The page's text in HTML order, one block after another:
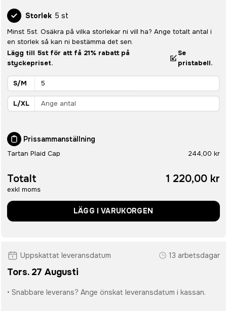
Storlek 5 st
Minst 5st. Osäkra på vilka storlekar ni vill ha? Ange totalt antal i
en storlek så kan ni bestämma det sen.
Lägg till 5st för att få 21% rabatt på
styckepriset.
Se
pristabell.
S/M
L/XL
Prissammanställning
Tartan Plaid Cap 244,00 kr
Totalt
exkl moms
1 220,00 kr
LÄGG I VARUKORGEN
Uppskattat leveransdatum 13 arbetsdagar
Tors. 27 Augusti
• Snabbare leverans? Ange önskat leveransdatum i kassan.